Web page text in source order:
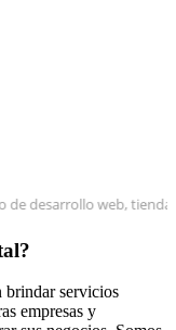
web, tiendas
brindar servicios
empresas y